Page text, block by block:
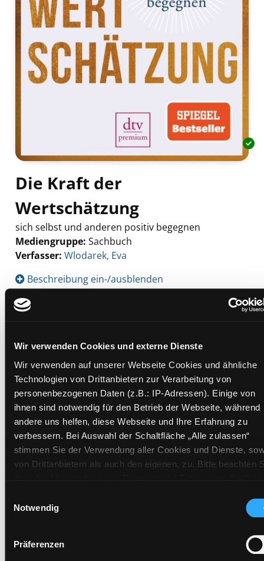
Wir verwenden Cookies und externe Dienste
Wir verwenden auf unserer Webseite Cookies und ähnliche
Technologien von Drittanbietern zur Verarbeitung von
personenbezogenen Daten (z.B.: IP-Adressen). Einige von
ihnen sind notwendig für den Betrieb der Webseite, während
andere uns helfen, diese Webseite und Ihre Erfahrung zu
verbessern. Bei Auswahl der Schaltfläche „Alle zulassen“
stimmen Sie der Verwendung aller Cookies und Dienste,
von Drittanbietern als auch den eigenen, zu. Bitte beachten
(Länder außerhalb des EWR ohne adäquates
Datenschutzniveau) stattfinden kann. In diesem
ausgeschlossen werden. Eine Verarbeitung durch solche
Notwendig
Präferenzen
Die Kraft der
Wertschätzung
sich selbst und anderen positiv begegnen
Mediengruppe: Sachbuch
Verfasser: Suche nach diesem Verfasser
Wlodarek, Eva
Beschreibung ein-/ausblenden
Mehr Informationen ein-/ausblenden
Exemplare
Zweigstelle:
Andritz
Signatur:PP.Y WLO
Standort 2:Ausleihe
Status: Verfügbar
Vorbestellungen:0
Barcode: